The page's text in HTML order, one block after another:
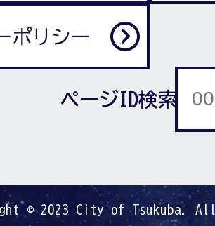
ポリシー
ページID検索
© 2023 City of Tsukuba.